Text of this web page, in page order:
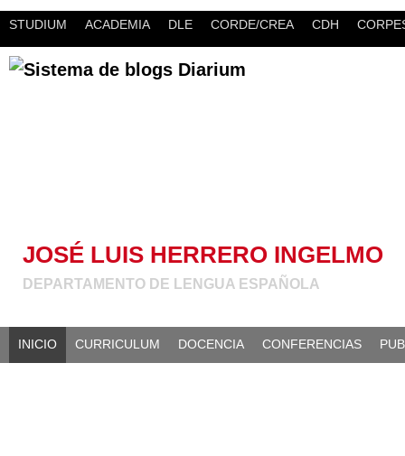
STUDIUM ACADEMIA DLE CORDE/CREA CDH
JOSÉ LUIS HERRERO INGELMO
DEPARTAMENTO DE LENGUA ESPAÑOLA
INICIO CURRICULUM DOCENCIA CONFERENCIAS